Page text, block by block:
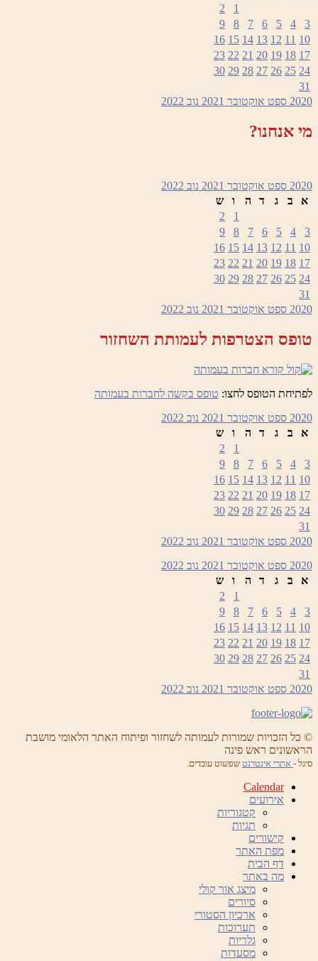
1
2
3
4
5
6
7
8
9
10
11
12
13
14
15
16
17
18
19
20
21
22
23
24
25
26
27
28
29
30
31
2020 ספט אוקטובר 2021 נוב 2022
מי אנחנו?
2020 ספט אוקטובר 2021 נוב 2022
א
ב ג ד ה ו
ש
1
2
3
4
5
6
7
8
9
10
11
12
13
14
15
16
17
18
19
20
21
22
23
24
25
26
27
28
29
30
31
2020 ספט אוקטובר 2021 נוב 2022
טופס הצטרפות לעמותת השחזור
לפתיחת הטופס לחצו: טופס בקשה לחברות בעמותה
2020 ספט אוקטובר 2021 נוב 2022
א
ב ג ד ה ו
ש
1
2
3
4
5
6
7
8
9
10
11
12
13
14
15
16
17
18
19
20
21
22
23
24
25
26
27
28
29
30
31
2020 ספט אוקטובר 2021 נוב 2022
2020 ספט אוקטובר 2021 נוב 2022
א
ב ג ד ה ו
ש
1
2
3
4
5
6
7
8
9
10
11
12
13
14
15
16
17
18
19
20
21
22
23
24
25
26
27
28
29
30
31
2020 ספט אוקטובר 2021 נוב 2022
© כל הזכויות שמורות לעמותה לשחזור ופיתוח האתר הלאומי מושבת
הראשונים ראש פינה
סיגל - אתרי אינטרנט שפשוט עובדים.
Calendar
אירועים
קטגוריות
תגיות
קישורים
מפת האתר
דף הבית
מה באתר
מיצג אור קולי
סיורים
ארכיון הסטורי
תערוכות
גלריות
מסעדות